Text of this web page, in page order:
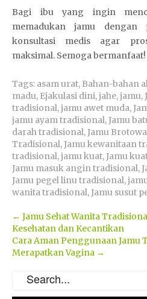
Bagi ibu yang ingin
memadukan jamu
konsultasi medis agar
maksimal. Semoga bermanfaat!
Tags: asam urat, Bahan-bahan
madu, Ejakulasi dini,jahe,jamu,
tradisional,jamu awet muda,
jamu ayam tradisional,Jamu
darah tradisional,Jamu
Tradisional,Jamu kewanitaan
tradisional,jamu kuat,Jamu
Jamu masuk angin tradisional,
Jamu pegel linu tradisional,
wanita tradisional,Jamu susut
Post
navigation
← Jamu Sehat Wanita
Kesehatan dan Kecantikan
Cara Aman Penggunaan Jamu
Merapatkan Vagina →